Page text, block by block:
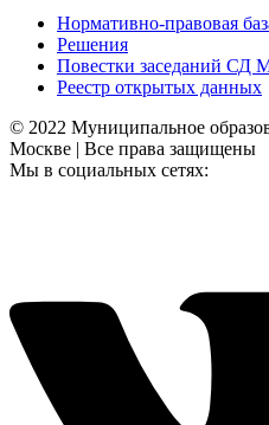
Нормативно-правовая
Решения
Повестки заседаний СД
Реестр открытых данных
© 2022 Муниципальное
Москве | Все права защищены
Мы в социальных сетях: